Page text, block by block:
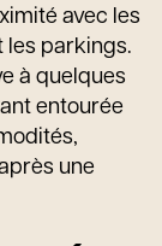
avec les
les parkings.
à quelques
entourée
une